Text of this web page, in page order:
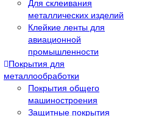
Для склеивания
металлических изделий
Клейкие ленты для
авиационной
промышленности
Покрытия для
металлообработки
Покрытия общего
машиностроения
Защитные покрытия